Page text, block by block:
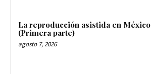
La reproducción asistida en México
(Primera parte)
agosto 7, 2026